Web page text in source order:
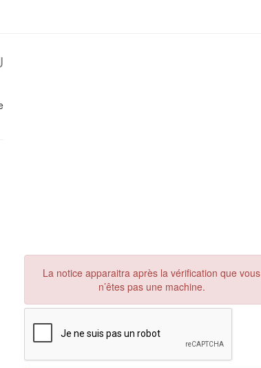
La notice apparaitra après la vérification que vous
n’êtes pas une machine.